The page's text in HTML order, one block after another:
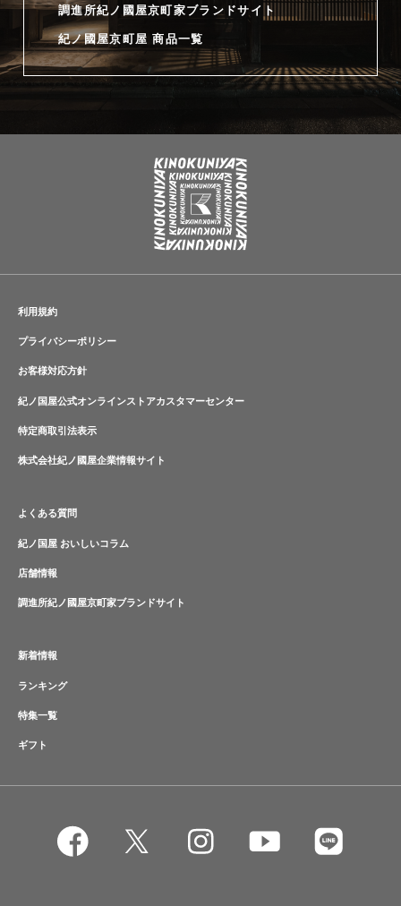
調進所紀ノ國屋京町家ブランドサイト
紀ノ國屋京町屋 商品一覧
利用規約
プライバシーポリシー
お客様対応方針
紀ノ国屋公式オンラインストアカスタマーセンター
特定商取引法表示
株式会社紀ノ國屋企業情報サイト
よくある質問
紀ノ国屋 おいしいコラム
店舗情報
調進所紀ノ國屋京町家ブランドサイト
新着情報
ランキング
特集一覧
ギフト